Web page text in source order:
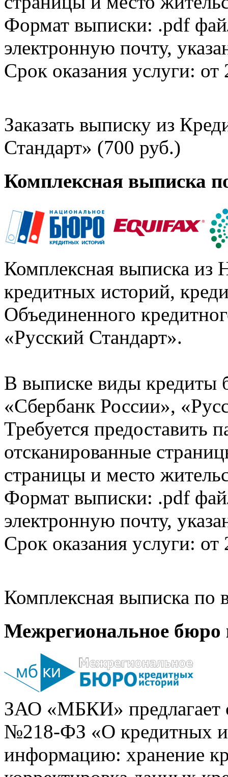
Формат выписки: .pdf
электронную почту,
Срок оказания услуги: от
Заказать выписку из
Стандарт» (700 руб.)
Комплексная выписка
Комплексная выписка из
кредитных историй,
Объединенного
«Русский Стандарт».
В выписке виды кредиты
«Сбербанк России»,
Требуется предоставить
отсканированные
страницы и место
Формат выписки: .pdf
электронную почту,
Срок оказания услуги: от
Комплексная выписка
Межрегиональное бюро
ЗАО «МБКИ» предлагает
№218-ФЗ «О кредитных
информацию: хранение